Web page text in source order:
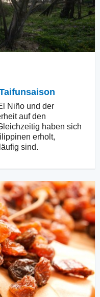
Niño und der
auf den
haben sich
erholt,
sind.